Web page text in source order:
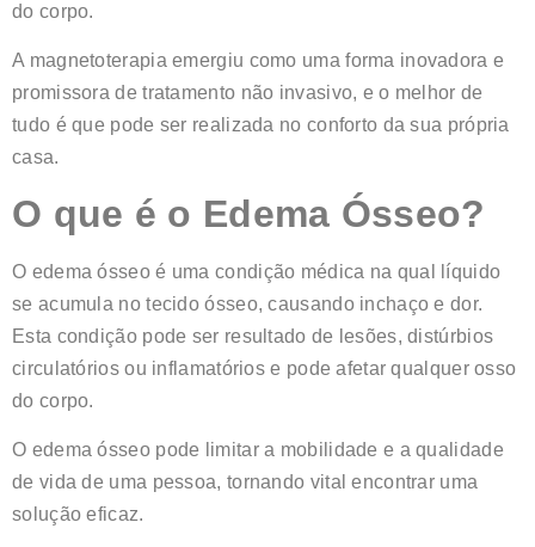
do corpo.
A magnetoterapia emergiu como uma forma inovadora e
promissora de tratamento não invasivo, e o melhor de
tudo é que pode ser realizada no conforto da sua própria
casa.
O que é o Edema Ósseo?
O edema ósseo é uma condição médica na qual líquido
se acumula no tecido ósseo, causando inchaço e dor.
Esta condição pode ser resultado de lesões, distúrbios
circulatórios ou inflamatórios e pode afetar qualquer osso
do corpo.
O edema ósseo pode limitar a mobilidade e a qualidade
de vida de uma pessoa, tornando vital encontrar uma
solução eficaz.